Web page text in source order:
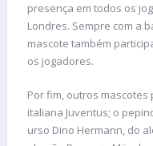
presença em todos os
Londres. Sempre com a
mascote também
os jogadores.
Por fim, outros mascotes
italiana Juventus; o
urso Dino Hermann, do